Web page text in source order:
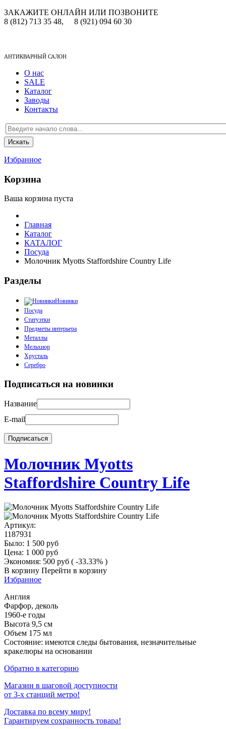
ЗАКАЖИТЕ ОНЛАЙН ИЛИ ПОЗВОНИТЕ
8 (812) 713 35 48,
8 (921) 094 60 30
АНТИКВАРНЫЙ САЛОН
О нас
SALE
Каталог
Заводы
Контакты
Избранное
Корзина
Ваша корзина пуста
Главная
Каталог
КАТАЛОГ
Посуда
Молочник Myotts Staffordshire Country Life
Разделы
Новинки
Посуда
Статуэтки
Предметы интерьера
Металлы
Мельхиор
Хрусталь
Серебро
Подписаться на новинки
Название
E-mail
Молочник Myotts
Staffordshire Country Life
Артикул:
1187931
Было: 1 500 руб
Цена: 1 000 руб
Экономия: 500 руб ( -33.33% )
В корзину Перейти в корзину
Избранное
Англия
Фарфор, деколь
1960-е годы
Высота 9,5 см
Объем 175 мл
Состояние: имеются следы бытования, незначительные
кракелюры на основании
Обратно в категорию
Магазин в шаговой доступности
от 3-х станций метро!
Доставка по всему миру!
Гарантируем сохранность товара!